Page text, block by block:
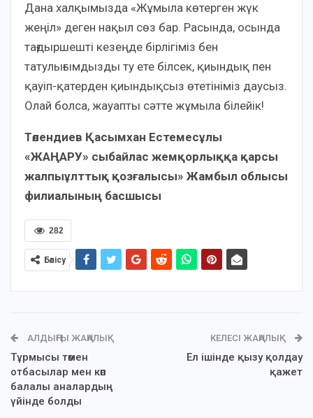
Дана халқымызда «Жұмыла көтерген жүк
жеңіл» деген нақыл сөз бар. Расында, осында
тағдыршешті кезеңде бірлігіміз бен
татулығымдызды ту ете білсек, қиындық пен
қауіп-қатерден қиындықсыз өтетініміз даусыз.
Олай болса, жауапты сәтте жұмыла білейік!
Төлендиев Қасымхан Естемесұлы
«ЖАҢАРУ» сыбайлас жемқорлыққа қарсы
жалпыұлттық қозғалысы» Жамбыл облысы
филиалының басшысы
282
Бөлісу
АЛДЫҢҒЫ ЖАҢАЛЫҚ
Тұрмысы төмен
отбасылар мен көп
балалы аналардың
үйінде болды
КЕЛЕСІ ЖАҢАЛЫҚ
Ел ішінде қызу қолдау
қажет